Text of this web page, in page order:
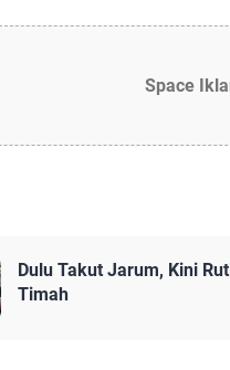
Space
Dulu Takut Jarum, Kini
Timah